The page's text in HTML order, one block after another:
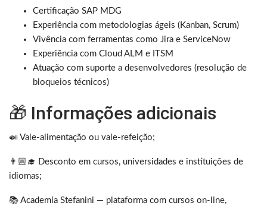
Certificação SAP MDG
Experiência com metodologias ágeis (Kanban, Scrum)
Vivência com ferramentas como Jira e ServiceNow
Experiência com Cloud ALM e ITSM
Atuação com suporte a desenvolvedores (resolução de
bloqueios técnicos)
🎁 Informações adicionais
🍛 Vale-alimentação ou vale-refeição;
👨🏼‍🎓 Desconto em cursos, universidades e instituições de
idiomas;
📚 Academia Stefanini — plataforma com cursos on-line,